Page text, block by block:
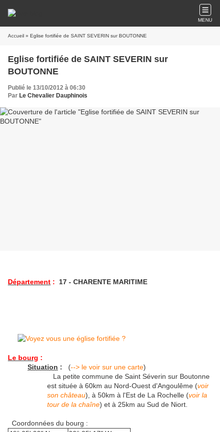
MENU
Accueil » Eglise fortifiée de SAINT SEVERIN sur BOUTONNE
Eglise fortifiée de SAINT SEVERIN sur
BOUTONNE
Publié le 13/10/2012 à 06:30
Par Le Chevalier Dauphinois
Département : 17 - CHARENTE MARITIME
Le bourg :
Situation : (--> le voir sur une carte)
La petite commune de Saint Séverin sur Boutonne
est située à 60km au Nord-Ouest d'Angoulême (voir
son château), à 50km à l'Est de La Rochelle (voir la
tour de la chaîne) et à 25km au Sud de Niort.
Coordonnées du bourg :